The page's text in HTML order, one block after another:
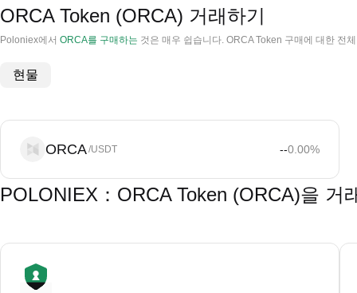
ORCA Token (ORCA) 거래하기
Poloniex에서 ORCA를 구매하는 것은 매우 쉽습니다. ORCA Token 구매에 대한 전
현물
ORCA/USDT --0.00%
POLONIEX：ORCA Token (ORCA)을 거